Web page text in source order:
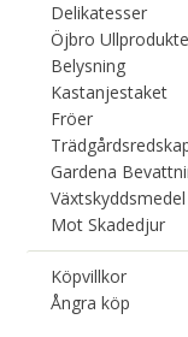
Delikatesser
Öjbro
Belysning
Kastanjestaket
Fröer
Gardena
Växtskyddsmedel
Mot Skadedjur
Köpvillkor
Ångra köp